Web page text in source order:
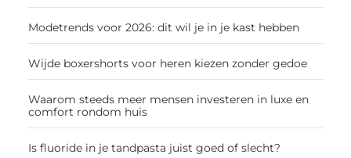
Modetrends voor 2026: dit wil je in je kast hebben
Wijde boxershorts voor heren kiezen zonder gedoe
Waarom steeds meer mensen investeren in luxe en
comfort rondom huis
Is fluoride in je tandpasta juist goed of slecht?